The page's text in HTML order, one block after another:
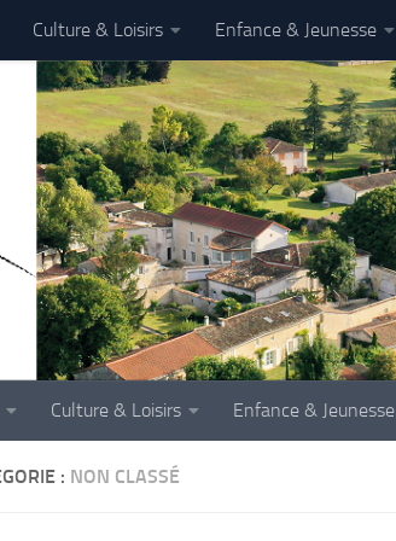
Culture & Loisirs Enfance & Jeunesse
Culture & Loisirs Enfance & Jeunesse
: NON CLASSÉ